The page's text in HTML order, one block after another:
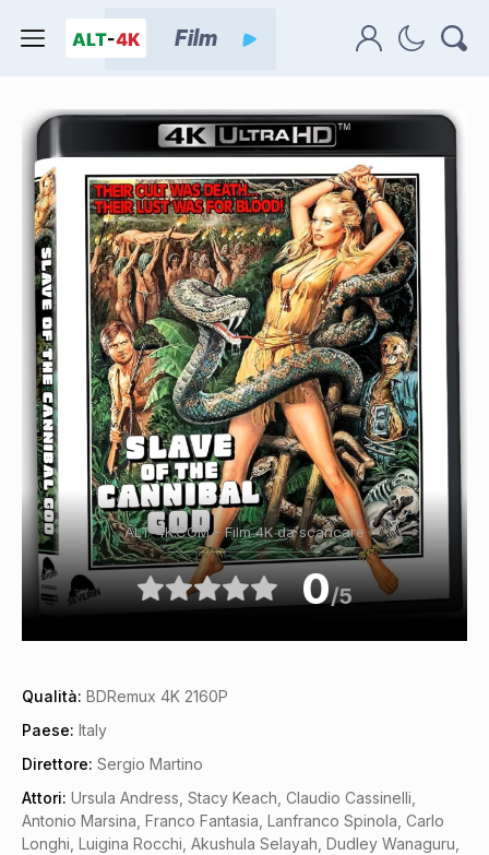
ALT-4K.COM - Film 4K da scaricare
0/5
Qualità: BDRemux 4K 2160P
Paese: Italy
Direttore: Sergio Martino
Attori: Ursula Andress, Stacy Keach, Claudio Cassinelli,
Antonio Marsina, Franco Fantasia, Lanfranco Spinola, Carlo
Longhi, Luigina Rocchi, Akushula Selayah, Dudley Wanaguru,